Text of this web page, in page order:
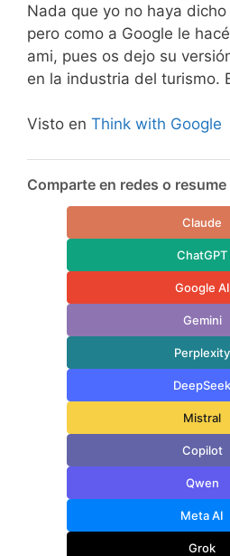
Nada que yo no haya
pero como a Google le
ami, pues os dejo su
en la industria del turismo.
Visto en Think with Google
Comparte en redes o resume
Claude
ChatGPT
Google AI
Gemini
Perplexity
DeepSeek
Mistral
Copilot
Qwen
Meta AI
Grok